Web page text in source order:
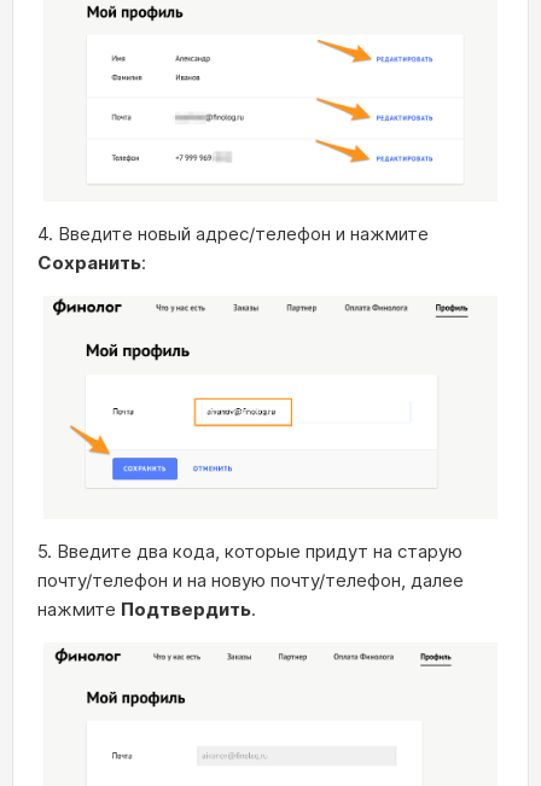
4. Введите новый адрес/телефон и нажмите
Сохранить:
5. Введите два кода, которые придут на старую
почту/телефон и на новую почту/телефон, далее
нажмите Подтвердить.